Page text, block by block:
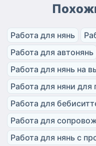
Работа для нянь
Работа для автонянь
Работа для нянь на
Работа для няни для
Работа для
Работа для
Работа для нянь с